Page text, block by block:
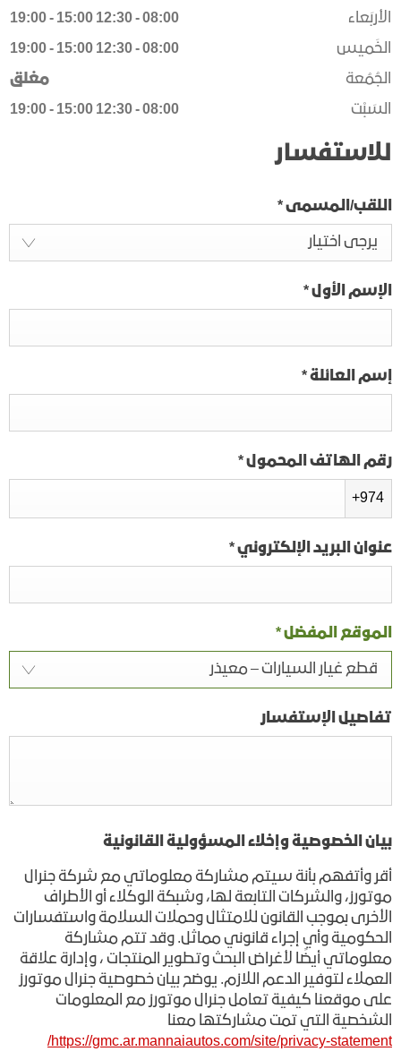
الأربَعاء
08:00
-
12:30
15:00
-
19:00
الخَميس
08:00
-
12:30
15:00
-
19:00
الجُمُعة
مغلق
السَبْت
08:00
-
12:30
15:00
-
19:00
للاستفسار
اللقب/المسمى*
يرجى اختيار
الإسم الأول*
إسم العائلة*
رقم الهاتف المحمول*
+974
عنوان البريد الإلكتروني*
الموقع المفضل*
قطع غيار السيارات – معيذر
تفاصيل الإستفسار
بيان الخصوصية وإخلاء المسؤولية القانونية
أقر وأتفهم بأنة سيتم مشاركة معلوماتي مع شركة جنرال
موتورز، والشركات التابعة لها، وشبكة الوكلاء أو الأطراف
الأخرى بموجب القانون للامتثال وحملات السلامة واستفسارات
الحكومية وأي إجراء قانوني مماثل. وقد تتم مشاركة
معلوماتي أيضًا لأغراض البحث وتطوير المنتجات ، وإدارة علاقة
العملاء لتوفير الدعم اللازم. يوضح بيان خصوصية جنرال موتورز
على موقعنا كيفية تعامل جنرال موتورز مع المعلومات
الشخصية التي تمت مشاركتها معنا
https://gmc.ar.mannaiautos.com/site/privacy-statement/